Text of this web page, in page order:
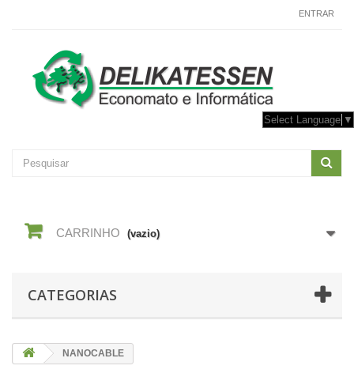
ENTRAR
Select Language ▼
CARRINHO (vazio)
CATEGORIAS
NANOCABLE